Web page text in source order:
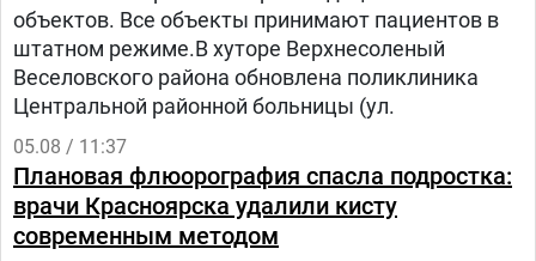
объектов. Все объекты принимают пациентов в
штатном режиме.В хуторе Верхнесоленый
Веселовского района обновлена поликлиника
Центральной районной больницы (ул.
05.08 / 11:37
Плановая флюорография спасла подростка:
врачи Красноярска удалили кисту
современным методом